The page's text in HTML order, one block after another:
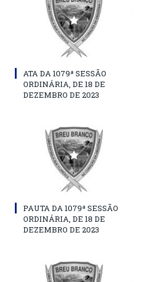
ATA DA 1079ª SESSÃO
ORDINÁRIA, DE 18 DE
DEZEMBRO DE 2023
PAUTA DA 1079ª SESSÃO
ORDINÁRIA, DE 18 DE
DEZEMBRO DE 2023